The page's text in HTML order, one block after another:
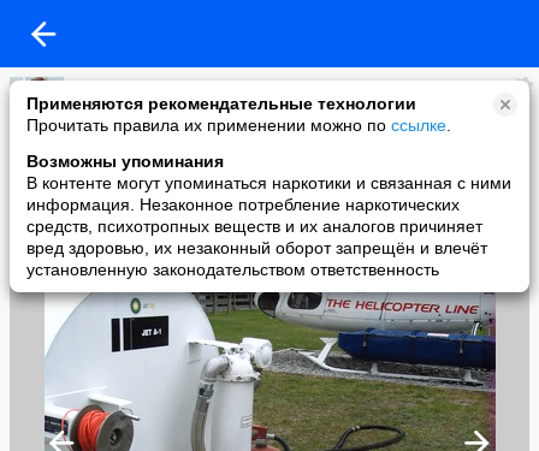
Применяются рекомендательные технологии
Прочитать правила их применении можно по ссылке
Возможны упоминания
В контенте могут упоминаться наркотики и связанная с ними
информация. Незаконное потребление наркотических
средств, психотропных веществ и их аналогов причиняет
вред здоровью, их незаконный оборот запрещён и влечёт
установленную законодательством ответственность
Зампотех
added a photo
15 Dec в 06:28